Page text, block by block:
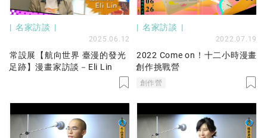
名家訪談
2025.06.12
常設展【航向世界 臺漫的發光
足跡】漫畫家訪談－Eli Lin
名家訪談
2022.07.19
2022 Come on！十二小時漫畫
創作挑戰營
創作營